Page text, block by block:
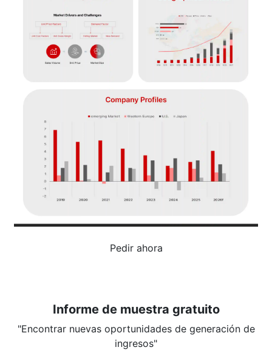
Pedir ahora
Informe de muestra gratuito
"Encontrar nuevas oportunidades de generación de
ingresos"